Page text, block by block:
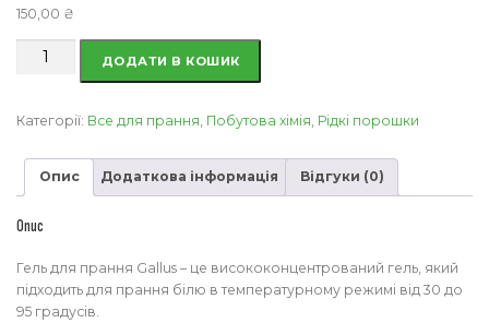
150,00 ₴
Гель
Gallus
Галус
л
кількість
ДОДАТИ В КОШИК
Категорії: Все для прання Побутова хімія Рідкі порошки
Опис Додаткова інформація Відгуки (0)
Опис
Гель для прання Gallus – це висококонцентрований гель, який
підходить для прання білю в температурному режимі від 30 до
95 градусів.